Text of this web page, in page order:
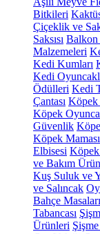
Bitkileri
Çiçeklik ve
Saksısı Balkon
Malzemeleri
Kedi Kumları
Kedi
Ödülleri Kedi
Çantası Köpek
Köpek
Güvenlik
Köpek Maması
Elbisesi
ve Bakım
Kuş Suluk ve
ve Salıncak
Bahçe Masaları
Tabancası
Ürünleri